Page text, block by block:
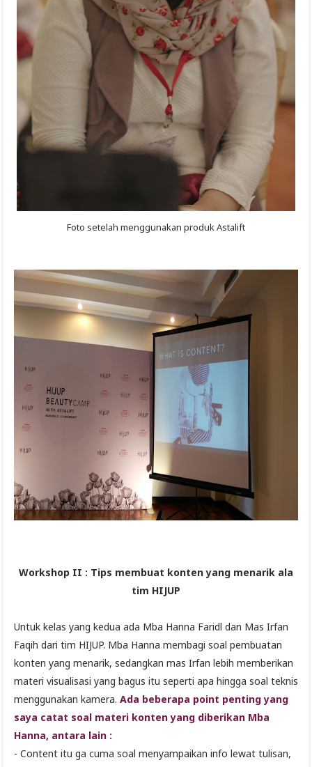
Foto setelah menggunakan produk Astalift
Workshop II : Tips membuat konten yang menarik ala
tim HIJUP
Untuk kelas yang kedua ada Mba Hanna Faridl dan Mas Irfan
Faqih dari tim HIJUP. Mba Hanna membagi soal pembuatan
konten yang menarik, sedangkan mas Irfan lebih memberikan
materi visualisasi yang bagus itu seperti apa hingga soal teknis
menggunakan kamera. Ada beberapa point penting yang
saya catat soal materi konten yang diberikan Mba
Hanna, antara lain :
- Content itu ga cuma soal menyampaikan info lewat tulisan,